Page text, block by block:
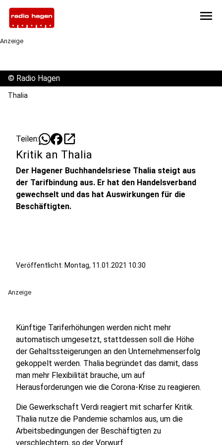
menu
Anzeige
© Radio Hagen
Thalia
Teilen: open_in_new
Kritik an Thalia
Der Hagener Buchhandelsriese Thalia steigt aus
der Tarifbindung aus. Er hat den Handelsverband
gewechselt und das hat Auswirkungen für die
Beschäftigten.
Veröffentlicht: Montag, 11.01.2021 10:30
Anzeige
Künftige Tariferhöhungen werden nicht mehr
automatisch umgesetzt, stattdessen soll die Höhe
der Gehaltssteigerungen an den Unternehmenserfolg
gekoppelt werden. Thalia begründet das damit, dass
man mehr Flexibilität brauche, um auf
Herausforderungen wie die Corona-Krise zu reagieren.
Die Gewerkschaft Verdi reagiert mit scharfer Kritik.
Thalia nutze die Pandemie schamlos aus, um die
Arbeitsbedingungen der Beschäftigten zu
verschlechtern, so der Vorwurf.